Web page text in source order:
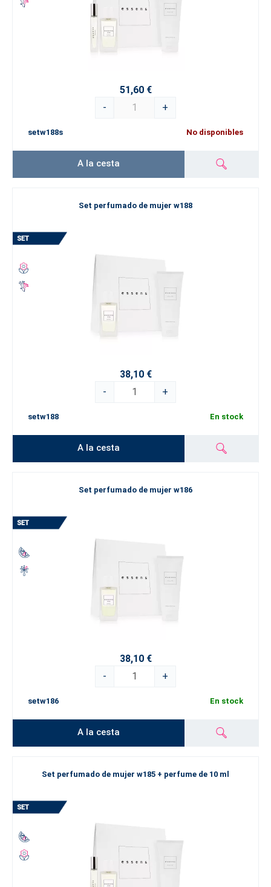
51,60 €
-
+
setw188s No disponibles
A la cesta
Set perfumado de mujer w188
38,10 €
-
+
setw188 En stock
A la cesta
Set perfumado de mujer w186
38,10 €
-
+
setw186 En stock
A la cesta
Set perfumado de mujer w185 + perfume de 10 ml